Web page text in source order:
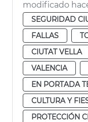
modificado
SEGURIDAD
FALLAS
CIUTAT VELLA
VALENCIA
EN PORTADA
CULTURA Y
PROTECCIÓN